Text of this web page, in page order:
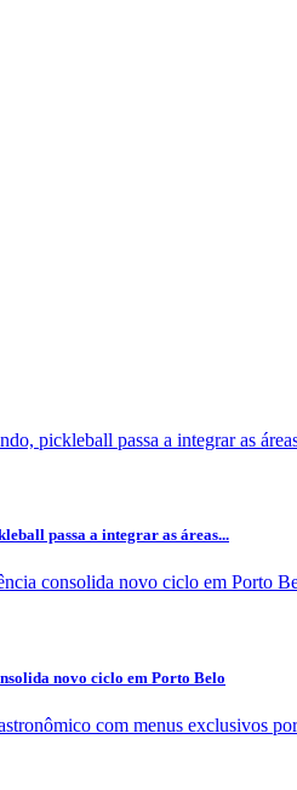
passa a integrar as áreas...
novo ciclo em Porto Belo